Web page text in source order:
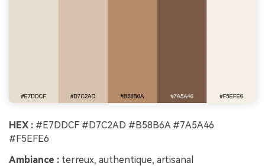
HEX : #E7DDCF #D7C2AD #B58B6A #7A5A46
#F5EFE6
Ambiance : terreux, authentique, artisanal